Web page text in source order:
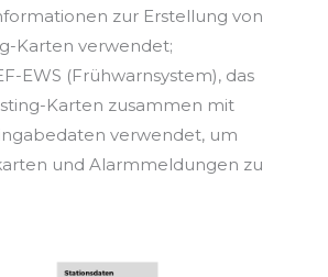
zur Erstellung von
Karten verwendet;
EWS (Frühwarnsystem), das
Karten zusammen mit
verwendet, um
und Alarmmeldungen zu